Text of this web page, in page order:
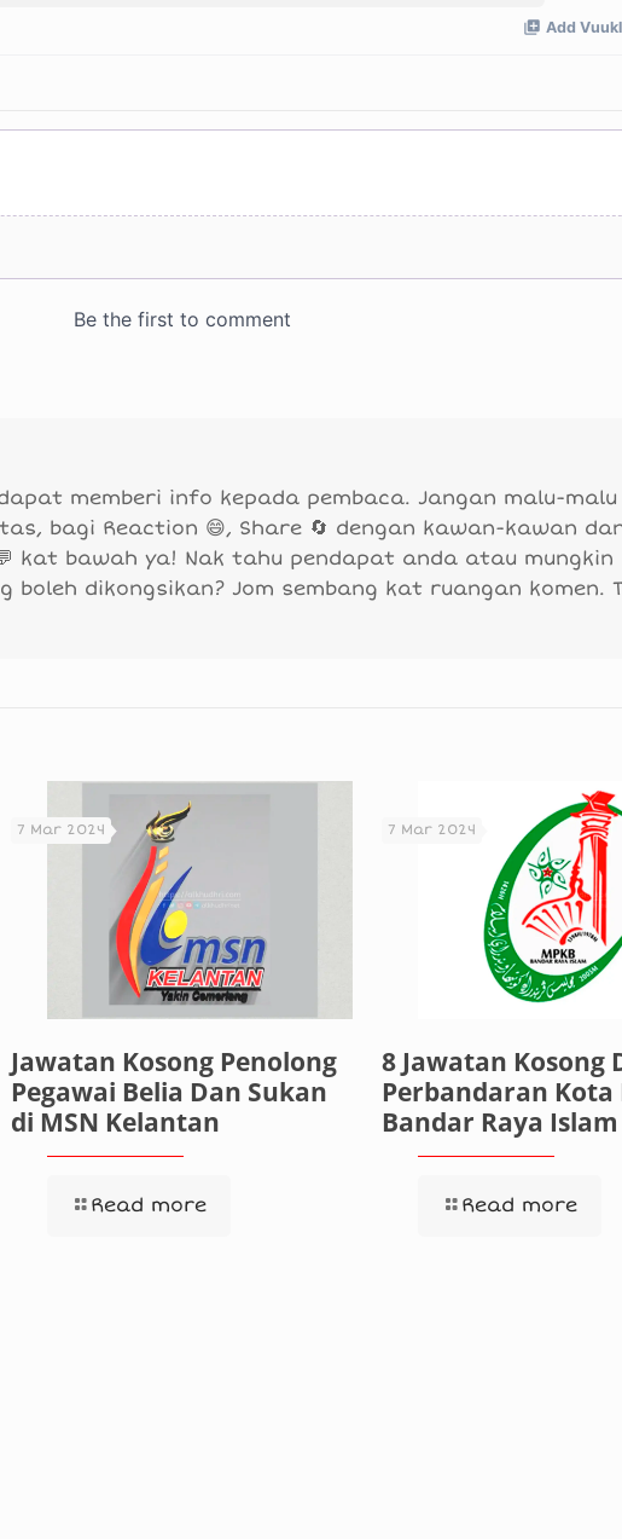
memberi info kepada pembaca. Jangan malu-
bagi Reaction 😄, Share 🔄 dengan kawan-kawan
kat bawah ya! Nak tahu pendapat anda atau mungkin
boleh dikongsikan? Jom sembang kat ruangan komen.
7 Mar 2024
Jawatan Kosong Penolong
Pegawai Belia Dan Sukan
di MSN Kelantan
Read more
7 Mar 2024
8 Jawatan Kosong
Perbandaran
Bandar Raya Islam
Read more